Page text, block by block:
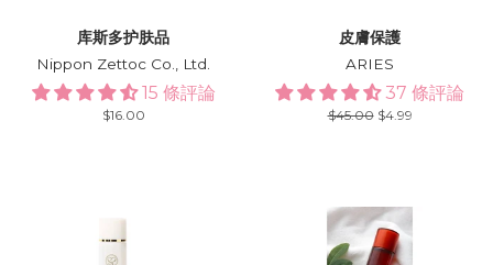
库斯多护肤品
Nippon Zettoc Co., Ltd.
15 條評論
Regular
$16.00
皮膚保護
ARIES
37 條評論
Regular
$45.00 Sale
$4.99